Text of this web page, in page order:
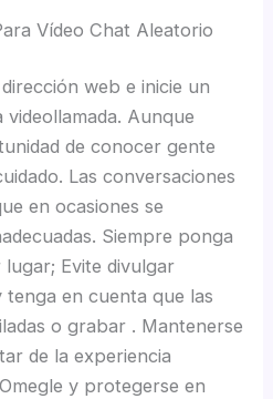
Vídeo Chat Aleatorio
web e inicie un
Aunque
de conocer gente
Las conversaciones
en ocasiones se
Siempre ponga
Evite divulgar
en cuenta que las
o grabar . Mantenerse
de la experiencia
y protegerse en